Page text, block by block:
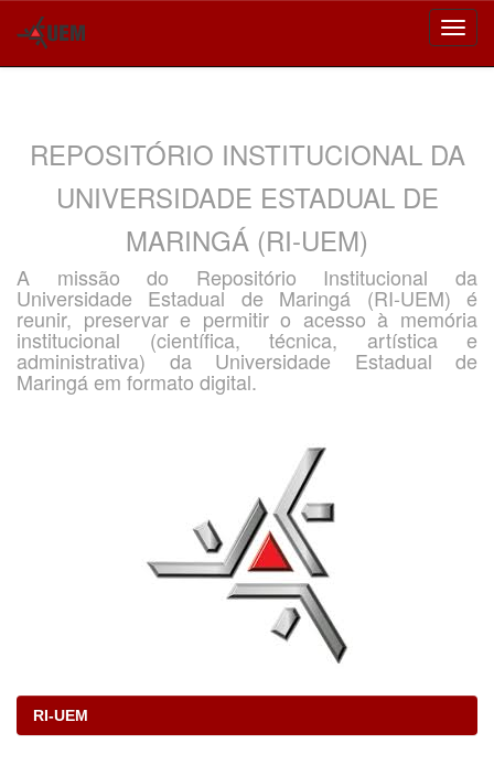
REPOSITÓRIO INSTITUCIONAL DA
UNIVERSIDADE ESTADUAL DE
MARINGÁ (RI-UEM)
A missão do Repositório Institucional da
Universidade Estadual de Maringá (RI-UEM) é
reunir, preservar e permitir o acesso à memória
institucional (científica, técnica, artística e
administrativa) da Universidade Estadual de
Maringá em formato digital.
RI-UEM